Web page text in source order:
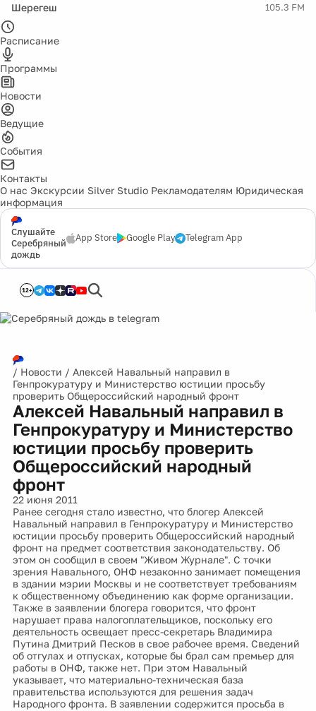
Шерегеш 105.3 FM
Расписание
Программы
Новости
Ведущие
События
Контакты
О нас Экскурсии Silver Studio Рекламодателям Юридическая
информация
Слушайте
Серебряный
дождь
App Store Google Play Telegram App
12+
/ Новости / Алексей Навальный направил в
Генпрокуратуру и Министерство юстиции просьбу
проверить Общероссийский народный фронт
Алексей Навальный направил в
Генпрокуратуру и Министерство
юстиции просьбу проверить
Общероссийский народный
фронт
22 июня 2011
Ранее сегодня стало известно, что блогер Алексей
Навальный направил в Генпрокуратуру и Министерство
юстиции просьбу проверить Общероссийский народный
фронт на предмет соответствия законодательству. Об
этом он сообщил в своем "Живом Журнале". С точки
зрения Навального, ОНФ незаконно занимает помещения
в здании мэрии Москвы и не соответствует требованиям
к общественному объединению как форме организации.
Также в заявлении блогера говорится, что фронт
нарушает права налогоплательщиков, поскольку его
деятельность освещает пресс-секретарь Владимира
Путина Дмитрий Песков в свое рабочее время. Сведений
об отгулах и отпусках, которые бы брал сам премьер для
работы в ОНФ, также нет. При этом Навальный
указывает, что материально-техническая база
правительства используются для решения задач
Народного фронта. В заявлении содержится просьба в